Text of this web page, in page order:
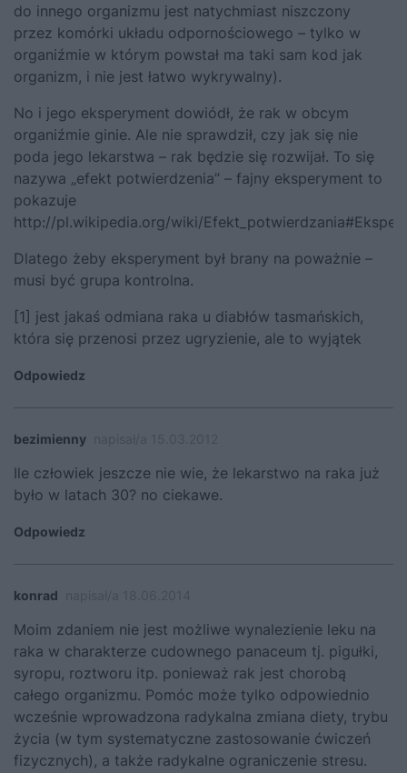
do innego organizmu jest natychmiast niszczony
przez komórki układu odpornościowego – tylko w
organiźmie w którym powstał ma taki sam kod jak
organizm, i nie jest łatwo wykrywalny).
No i jego eksperyment dowiódł, że rak w obcym
organiźmie ginie. Ale nie sprawdził, czy jak się nie
poda jego lekarstwa – rak będzie się rozwijał. To się
nazywa „efekt potwierdzenia” – fajny eksperyment to
pokazuje
http://pl.wikipedia.org/wiki/
Dlatego żeby eksperyment był brany na poważnie –
musi być grupa kontrolna.
[1] jest jakaś odmiana raka u diabłów tasmańskich,
która się przenosi przez ugryzienie, ale to wyjątek
Odpowiedz
bezimienny
Ile człowiek jeszcze nie wie, że lekarstwo na raka już
było w latach 30? no ciekawe.
Odpowiedz
konrad
Moim zdaniem nie jest możliwe wynalezienie leku na
raka w charakterze cudownego panaceum tj. pigułki,
syropu, roztworu itp. ponieważ rak jest chorobą
całego organizmu. Pomóc może tylko odpowiednio
wcześnie wprowadzona radykalna zmiana diety, trybu
życia (w tym systematyczne zastosowanie ćwiczeń
fizycznych), a także radykalne ograniczenie stresu.